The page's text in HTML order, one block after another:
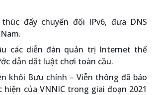
đẩy chuyển đổi IPv6, đưa DNS
các diễn đàn quản trị Internet thế
dẫn dắt luật chơi toàn cầu.
khối Bưu chính – Viễn thông đã báo
của VNNIC trong giai đoạn 2021